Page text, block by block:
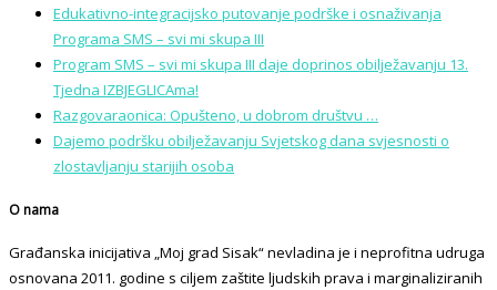
Edukativno-integracijsko putovanje podrške i osnaživanja
Programa SMS – svi mi skupa III
Program SMS – svi mi skupa III daje doprinos obilježavanju 13.
Tjedna IZBJEGLICAma!
Razgovaraonica: Opušteno, u dobrom društvu …
Dajemo podršku obilježavanju Svjetskog dana svjesnosti o
zlostavljanju starijih osoba
O nama
Građanska inicijativa „Moj grad Sisak“ nevladina je i neprofitna udruga
osnovana 2011. godine s ciljem zaštite ljudskih prava i marginaliziranih